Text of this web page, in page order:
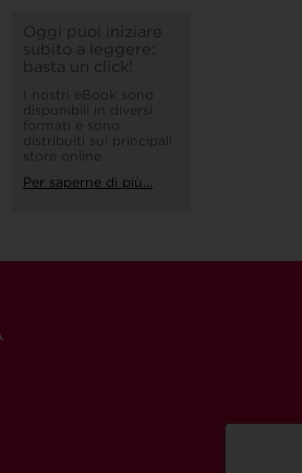
Oggi puoi iniziare
subito a leggere:
basta un click!
I nostri eBook sono
disponibili in diversi
formati e sono
distribuiti sui principali
store online
Per saperne di più...